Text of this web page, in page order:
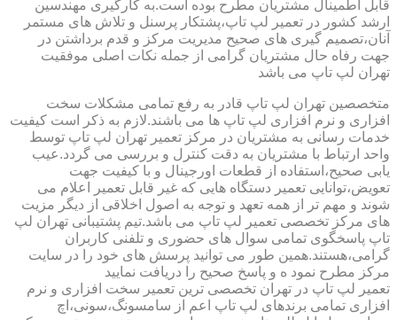
قابل اطمینال مشتریان مطرح بوده است.به کارگیری مهندسین
ارشد کشور در تعمیر لپ تاپ،پشتکار پرسنل و تلاش های مستمر
آنان،تصمیم گیری های صحیح مدیریت مرکز و قدم برداشتن در
جهت رفاه حال مشتریان گرامی از جمله نکات اصلی موفقیت
تهران لپ تاپ می باشد
متخصصین تهران لپ تاپ قادر به رفع تمامی مشکلات سخت
افزاری و نرم افزاری لپ تاپ ها می باشند.لازم به ذکر است کیفیت
خدمات رسانی به مشتریان در مرکز تعمیر تهران لپ تاپ توسط
واحد ارتباط با مشتریان به دقت کنترل و بررسی می گردد.عیب
یابی صحیح،استفاده از قطعات اورجینال و با کیفیت جهت
تعویض،توانایی تعمیر دستگاه هایی که غیر قابل تعمیر اعلام می
شوند و مهم تر از همه تعهد و توجه به اصول اخلاقی از دیگر مزیت
های مرکز تخصصی تعمیر لپ تاپ می باشد.تیم پشتیبانی تهران لپ
تاپ پاسخگوی تمامی سوال های حضوری و تلفنی کاربران
گرامی،هستند.همین طور می توانید پرسش های خود را در سایت
مرکز مطرح نمود ه و پاسخ صحیح را دریافت نمایید
تعمیر لپ تاپ در تهران تخصصی ترین تعمیر سخت افزاری و نرم
افزاری تمامی برندهای لپ تاپ اعم از سامسونگ،سونی،اچ